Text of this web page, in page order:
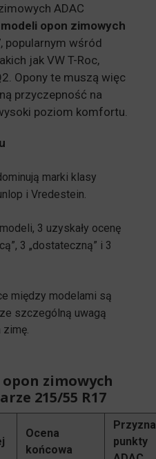
ADAC
opon zimowych
, popularnym wśród
jak VW T-Roc,
Opony te muszą więc
przyczepność na
poziom komfortu.
marki klasy
i Vredestein.
3 uzyskały ocenę
3 „dostateczną” i 3
między modelami są
szczególną uwagą
zimę.
zimowych
215/55 R17
Ocena
końcowa
punkty